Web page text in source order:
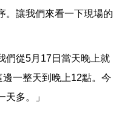
。讓我們來看一下現場的
從5月17日當天晚上就
一整天到晚上12點。今
多。」